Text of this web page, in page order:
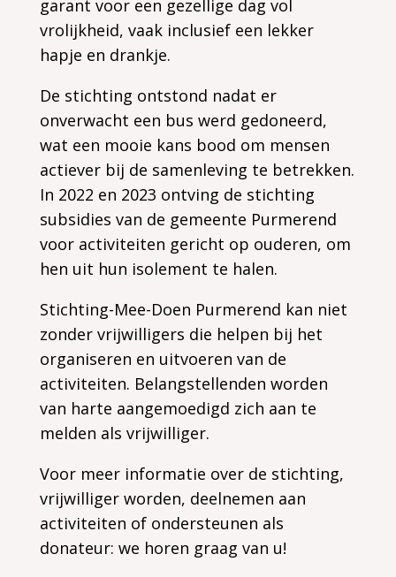
garant voor een gezellige dag vol
vrolijkheid, vaak inclusief een lekker
hapje en drankje.
De stichting ontstond nadat er
onverwacht een bus werd gedoneerd,
wat een mooie kans bood om mensen
actiever bij de samenleving te betrekken.
In 2022 en 2023 ontving de stichting
subsidies van de gemeente Purmerend
voor activiteiten gericht op ouderen, om
hen uit hun isolement te halen.
Stichting-Mee-Doen Purmerend kan niet
zonder vrijwilligers die helpen bij het
organiseren en uitvoeren van de
activiteiten. Belangstellenden worden
van harte aangemoedigd zich aan te
melden als vrijwilliger.
Voor meer informatie over de stichting,
vrijwilliger worden, deelnemen aan
activiteiten of ondersteunen als
donateur: we horen graag van u!